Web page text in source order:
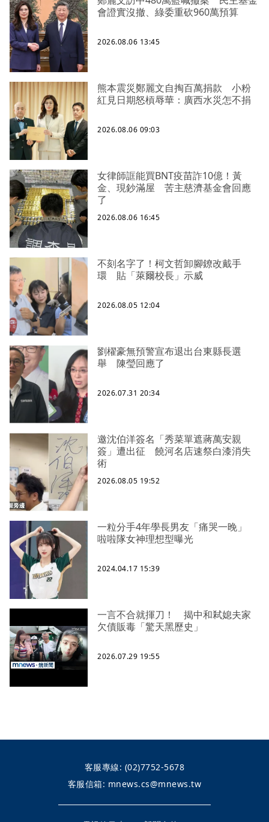
會證實沒撤、綠委重砍960萬預算
2026.08.06 13:45
熊本震災鄭麗文自掏百萬捐款 小粉
紅見日期怒槓辱華：廣西水災怎不捐
2026.08.06 09:03
女律師誆能買BNT疫苗詐10億！黃
金、現鈔滿屋 苦主慈濟基金會回應
了
2026.08.06 16:45
不刻名字了！柯文哲卸腳鐐改戴手
環 貼「萊爾校長」示威
2026.08.05 12:04
劉櫂豪無預警宣布退出台東縣長選
舉 陳瑩回應了
2026.07.31 20:34
邀沈伯洋簽名「秀菜單遮蔣萬安親
簽」遭出征 饒河名店速祭白漆消失
術
2026.08.05 19:52
一粒分手4年學長男友「痛哭一晚」
啦啦隊女神理想型曝光
2024.04.17 15:39
一言不合就揮刀！ 揭中和弒媳夫家
欠債販毒「驚天黑歷史」
2026.07.29 19:55
客服專線: (02)7752-5678
客服信箱: mnews.cs@mnews.tw